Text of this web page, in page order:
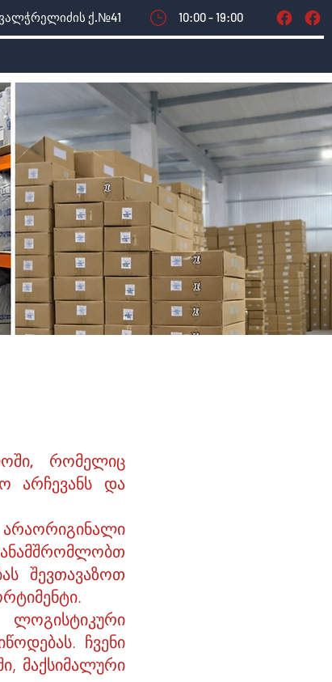
ქ.№41 10:00 - 19:00
რომელიც
არჩევანს და
შევთავაზოთ
ჩვენი
მაქსიმალური